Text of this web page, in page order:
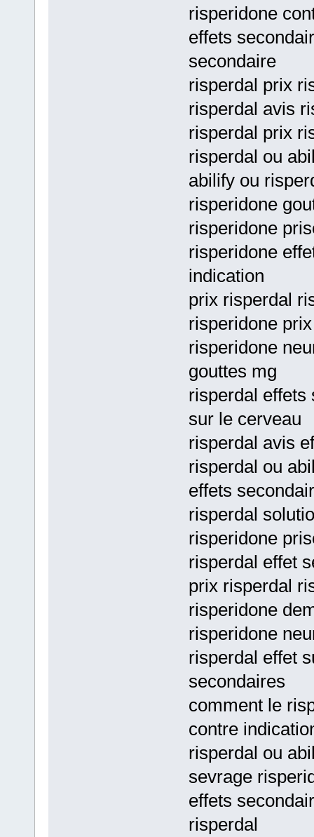
risperidone
effets
secondaire
risperdal prix
risperdal avis
risperdal prix
risperdal ou
abilify ou
risperidone
risperidone
risperidone
indication
prix risperdal
risperidone
risperidone
gouttes mg
risperdal effets
sur le cerveau
risperdal avis
risperdal ou
effets
risperdal
risperidone
risperdal effet
prix risperdal
risperidone
risperidone
risperdal effet
secondaires
comment le
contre
risperdal ou
sevrage
effets
risperdal